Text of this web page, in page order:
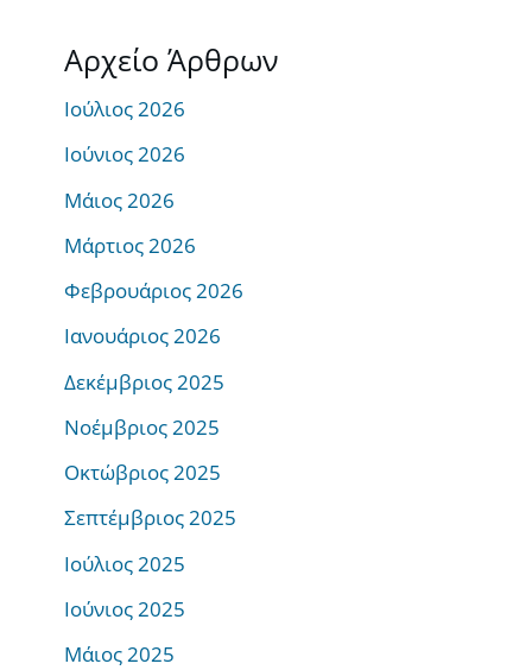
Αρχείο Άρθρων
Ιούλιος 2026
Ιούνιος 2026
Μάιος 2026
Μάρτιος 2026
Φεβρουάριος 2026
Ιανουάριος 2026
Δεκέμβριος 2025
Νοέμβριος 2025
Οκτώβριος 2025
Σεπτέμβριος 2025
Ιούλιος 2025
Ιούνιος 2025
Μάιος 2025